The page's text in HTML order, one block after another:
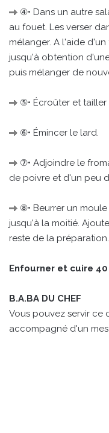
④• Dans un autre
au fouet. Les verser
mélanger. A l'aide
jusqu'à obtention
puis mélanger de
⑤• Écroûter et
⑥• Émincer le lard.
⑦• Adjoindre le
de poivre et d'un peu
⑧• Beurrer un
jusqu'à la moitié.
reste de la préparation.
Enfourner et cuire
B.A.BA DU CHEF
Vous pouvez servir ce
accompagné d'un